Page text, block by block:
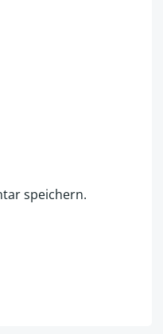
speichern.